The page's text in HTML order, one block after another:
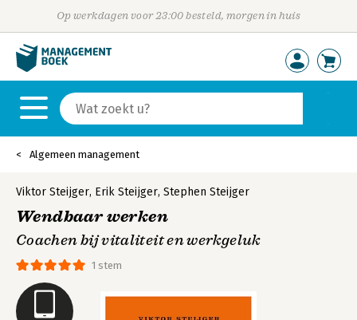
Op werkdagen voor 23:00 besteld, morgen in huis
Algemeen management
1 stem
Viktor Steijger, Erik Steijger, Stephen Steijger
Wendbaar werken
Coachen bij vitaliteit en werkgeluk